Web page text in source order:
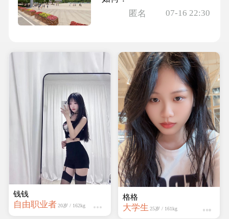
匿名
07-16 22:30
钱钱
自由职业者 20岁 / 162kg
懒猫
学生 25岁 / 165kg